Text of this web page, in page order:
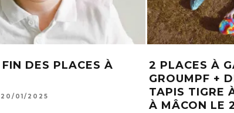
DES PLACES À
20/01/2025
2 PLACES À
GROUMPF +
TAPIS TIGRE
À MÂCON LE